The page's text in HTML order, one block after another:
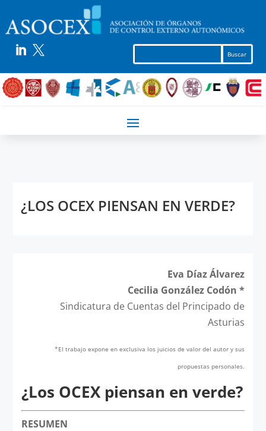
 
¿LOS OCEX PIENSAN EN VERDE?
Eva Díaz Álvarez
Cecilia González Codón *
Sindicatura de Cuentas del Principado de
Asturias
*El trabajo expone en exclusiva los juicios de valor del autor y sus
propuestas personales.
¿Los OCEX piensan en verde?
RESUMEN